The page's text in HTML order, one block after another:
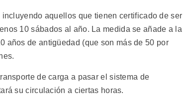
aquellos que tienen certificado de ser
10 sábados al año. La medida se añade a la
años de antigüedad (que son más de 50 por
de carga a pasar el sistema de
su circulación a ciertas horas.